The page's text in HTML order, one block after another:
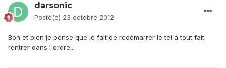
darsonic
Posté(e) 23 octobre 2012
Bon et bien je pense que le fait de redémarrer le tel à tout fait
rentrer dans l'ordre...